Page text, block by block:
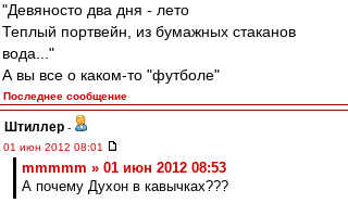
"Девяносто два дня - лето
Теплый портвейн, из бумажных стаканов
вода..."
А вы все о каком-то "футболе"
Последнее сообщение
Штиллер -
01 июн 2012 08:01
mmmmm » 01 июн 2012 08:53
А почему Духон в кавычках???